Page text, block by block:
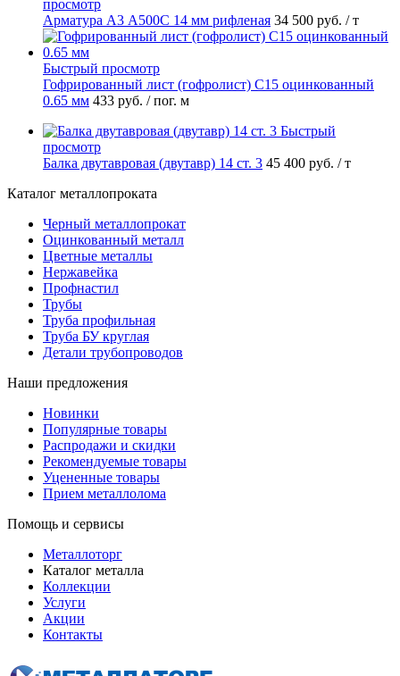
просмотр
Арматура А3 А500С 14 мм рифленая 34 500 руб. / т
Быстрый просмотр
Гофрированный лист (гофролист) С15 оцинкованный
0.65 мм 433 руб. / пог. м
Быстрый
просмотр
Балка двутавровая (двутавр) 14 ст. 3 45 400 руб. / т
Каталог металлопроката
Черный металлопрокат
Оцинкованный металл
Цветные металлы
Нержавейка
Профнастил
Трубы
Труба профильная
Труба БУ круглая
Детали трубопроводов
Наши предложения
Новинки
Популярные товары
Распродажи и скидки
Рекомендуемые товары
Уцененные товары
Прием металлолома
Помощь и сервисы
Металлоторг
Каталог металла
Коллекции
Услуги
Акции
Контакты